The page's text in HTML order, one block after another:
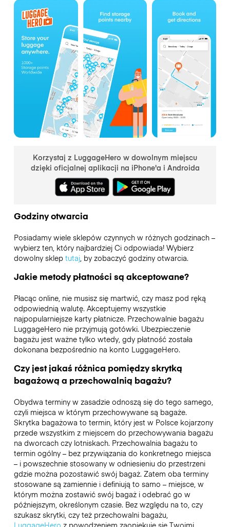
Korzystaj z LuggageHero w dowolnym miejscu
dzięki oficjalnej aplikacji na iPhone'a i Androida
Godziny otwarcia
Posiadamy wiele sklepów czynnych w różnych godzinach –
wybierz ten, który najbardziej Ci odpowiada! Wybierz
dowolny sklep tutaj, by zobaczyć godziny otwarcia.
Jakie metody płatności są akceptowane?
Płacąc online, nie musisz się martwić, czy masz pod ręką
odpowiednią walutę. Akceptujemy wszystkie
najpopularniejsze karty płatnicze. Przechowalnie bagażu
LuggageHero nie przyjmują gotówki. Ubezpieczenie
bagażu jest ważne tylko wtedy, gdy płatność została
dokonana bezpośrednio na konto LuggageHero.
Czy jest jakaś różnica pomiędzy skrytką
bagażową a przechowalnią bagażu?
Obydwa terminy w zasadzie odnoszą się do tego samego,
czyli miejsca w którym przechowywane są bagaże.
Skrytka bagażowa to termin, który jest w Polsce kojarzony
przede wszystkim z miejscem do przechowywania bagażu
na dworcach czy lotniskach. Przechowalnia bagażu to
termin ogólny – bez przywiązania do konkretnego miejsca
– i powszechnie stosowany w odniesieniu do przestrzeni
gdzie można pozostawić swój bagaż. Zatem oba terminy
stosowane są zamiennie i definiują to samo – miejsce, w
którym można zostawić swój bagaż i odebrać go w
późniejszym, określonym czasie. Bez względu na to, czy
szukasz skrytki, czy też przechowalni bagażu,